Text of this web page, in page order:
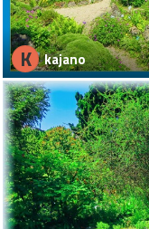
K kajano